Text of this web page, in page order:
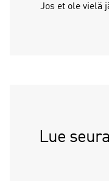
Jos et ole vielä
Lue